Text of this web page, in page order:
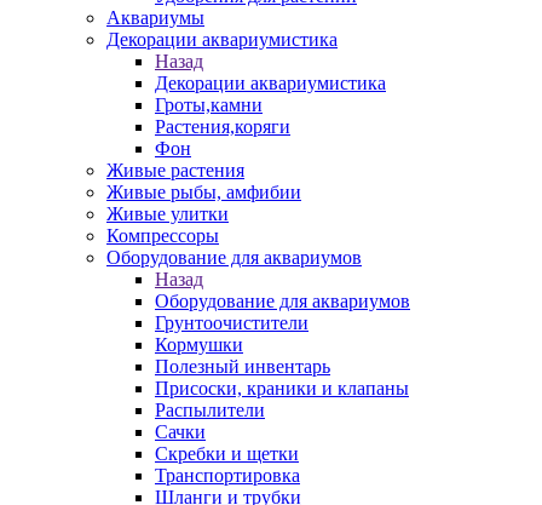
Аквариумы
Декорации аквариумистика
Назад
Декорации аквариумистика
Гроты,камни
Растения,коряги
Фон
Живые растения
Живые рыбы, амфибии
Живые улитки
Компрессоры
Оборудование для аквариумов
Назад
Оборудование для аквариумов
Грунтоочистители
Кормушки
Полезный инвентарь
Присоски, краники и клапаны
Распылители
Сачки
Скребки и щетки
Транспортировка
Шланги и трубки